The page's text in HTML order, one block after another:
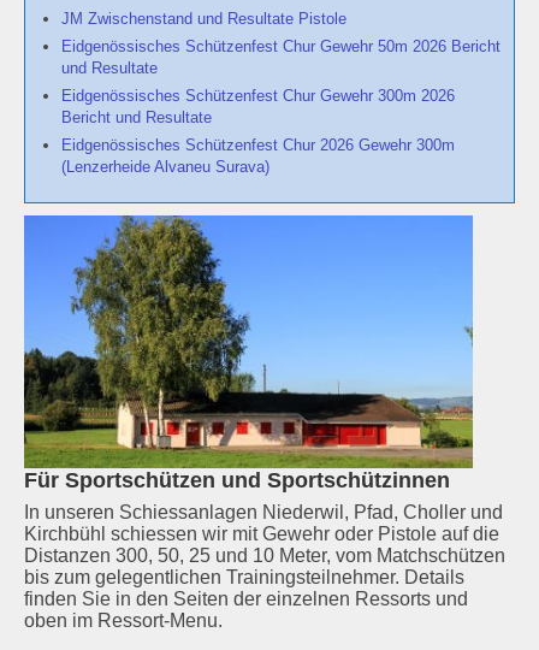
Links
Archiv
JM Zwischenstand und Resultate Pistole
Eidgenössisches Schützenfest Chur Gewehr 50m 2026 Bericht
und Resultate
Eidgenössisches Schützenfest Chur Gewehr 300m 2026
Bericht und Resultate
Eidgenössisches Schützenfest Chur 2026 Gewehr 300m
(Lenzerheide Alvaneu Surava)
Für Sportschützen und Sportschützinnen
In unseren Schiessanlagen Niederwil, Pfad, Choller und
Kirchbühl schiessen wir mit Gewehr oder Pistole auf die
Distanzen 300, 50, 25 und 10 Meter, vom Matchschützen
bis zum gelegentlichen Trainingsteilnehmer. Details
finden Sie in den Seiten der einzelnen Ressorts und
oben im Ressort-Menu.